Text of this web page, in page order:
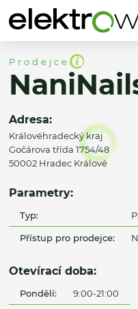
Prodejce
Adresa:
Královéhradecký kraj
Gočárova třída 1754/48
50002 Hradec Králové
Parametry:
Typ:
Přístup pro prodejce:
Otevírací doba:
Pondělí: 9:00-21:00